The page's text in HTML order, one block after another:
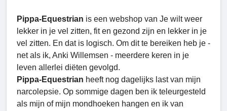
Pippa-Equestrian is een webshop van Je wilt weer
lekker in je vel zitten, fit en gezond zijn en lekker in je
vel zitten. En dat is logisch. Om dit te bereiken heb je -
net als ik, Anki Willemsen - meerdere keren in je
leven allerlei diëten gevolgd.
Pippa-Equestrian heeft nog dagelijks last van mijn
narcolepsie. Op sommige dagen ben ik teleurgesteld
als mijn of mijn mondhoeken hangen en ik van